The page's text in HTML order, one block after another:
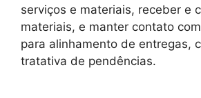
serviços e materiais, receber e
materiais, e manter contato
para alinhamento de entregas,
tratativa de pendências.